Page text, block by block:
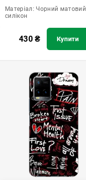
Матеріал: Чорний матовий
силікон
430₴ Купити